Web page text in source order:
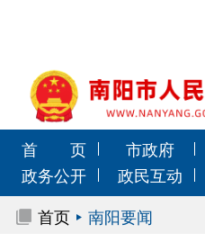
首 页 市政府
政务公开
政民互动
首页
南阳要闻